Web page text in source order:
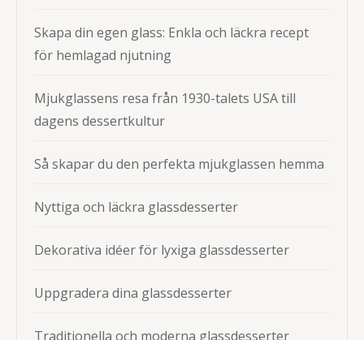
Skapa din egen glass: Enkla och läckra recept
för hemlagad njutning
Mjukglassens resa från 1930-talets USA till
dagens dessertkultur
Så skapar du den perfekta mjukglassen hemma
Nyttiga och läckra glassdesserter
Dekorativa idéer för lyxiga glassdesserter
Uppgradera dina glassdesserter
Traditionella och moderna glassdesserter